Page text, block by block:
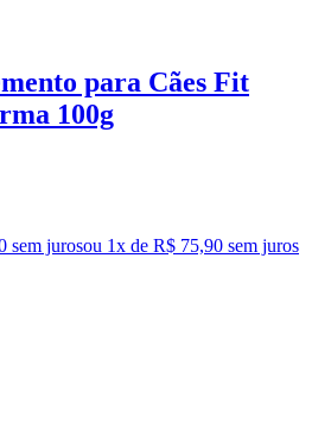
para Cães Fit
100g
sem jurosou 1x de R$ 75,90 sem juros